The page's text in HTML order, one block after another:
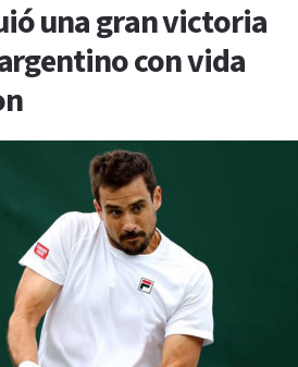
una gran victoria
con vida